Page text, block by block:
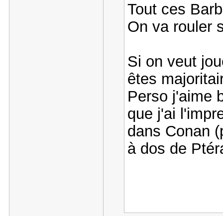
Tout ces
On va rouler
Si on veut
êtes
Perso j'aime
que j'ai
dans Conan
à dos de